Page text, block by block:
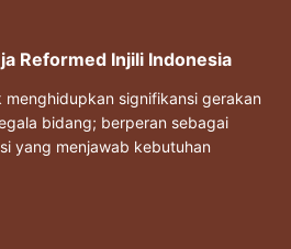
Reformed Injili Indonesia
signifikansi gerakan
bidang; berperan sebagai
yang menjawab kebutuhan